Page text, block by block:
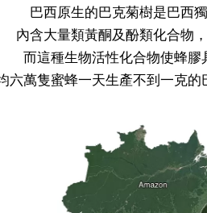
巴西原生的巴克菊樹是巴西
內含大量類黃酮及酚類化合物
而這種生物活性化合物使蜂膠
六萬隻蜜蜂一天生產不到一克